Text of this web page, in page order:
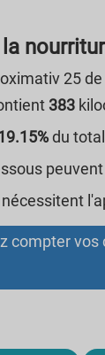
25
383
du total
compter